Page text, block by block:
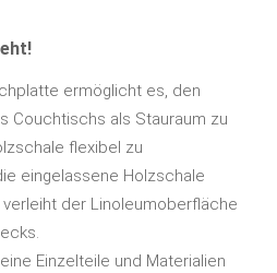
ermöglicht es, den
Couchtischs als Stauraum zu
flexibel zu
eingelassene Holzschale
der Linoleumoberfläche
Einzelteile und Materialien